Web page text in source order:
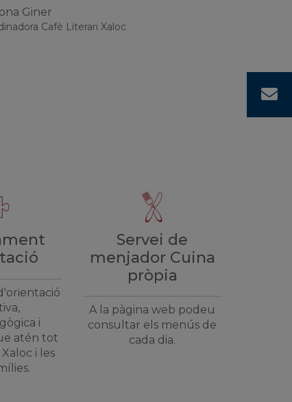
Giner
Cafè Literari Xaloc
i
atén tot
i les
Servei de
menjador Cuina
pròpia
A la pàgina web podeu
consultar els menús de
cada dia.